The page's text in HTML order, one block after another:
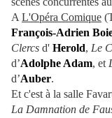
A L'Opéra Comique
François-Adrien
Clercs d' Herold, Le
d’Adolphe Adam, et
d’Auber.
Et c'est à la salle
La Damnation de